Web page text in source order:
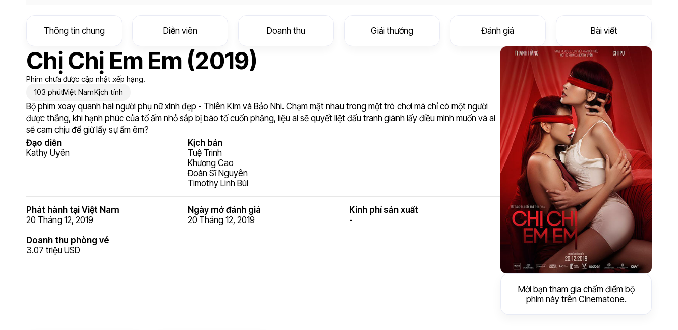
Thông tin chung Diễn viên Doanh thu Giải thưởng Đánh giá Bài viết
Chị Chị Em Em (2019)
Phim chưa được cập nhật xếp hạng.
103 phútViệt NamKịch tính
Bộ phim xoay quanh hai người phụ nữ xinh đẹp - Thiên Kim và Bảo Nhi. Chạm mặt nhau trong một trò chơi mà chỉ có một người
được thắng, khi hạnh phúc của tổ ấm nhỏ sắp bị bão tố cuốn phăng, liệu ai sẽ quyết liệt đấu tranh giành lấy điều mình muốn và ai
sẽ cam chịu để giữ lấy sự ấm êm?
Đạo diễn
Kathy Uyên
Kịch bản
Tuệ Trinh
Khương Cao
Đoàn Sĩ Nguyên
Timothy Linh Bùi
Phát hành tại Việt Nam
20 Tháng 12, 2019
Ngày mở đánh giá
20 Tháng 12, 2019
Kinh phí sản xuất
-
Doanh thu phòng vé
3.07 triệu USD
Mời bạn tham gia chấm điểm bộ
phim này trên Cinematone.